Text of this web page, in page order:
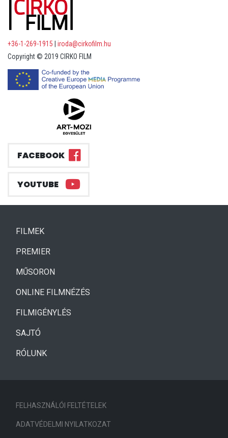
+36-1-269-1915
iroda@cirkofilm.hu
Copyright © 2019 CIRKO FILM
FACEBOOK
YOUTUBE
FILMEK(CURRENT)
PREMIER
MŰSORON
ONLINE FILMNÉZÉS
FILMIGÉNYLÉS
SAJTÓ
RÓLUNK
FELHASZNÁLÓI FELTÉTELEK
ADATVÉDELMI NYILATKOZAT